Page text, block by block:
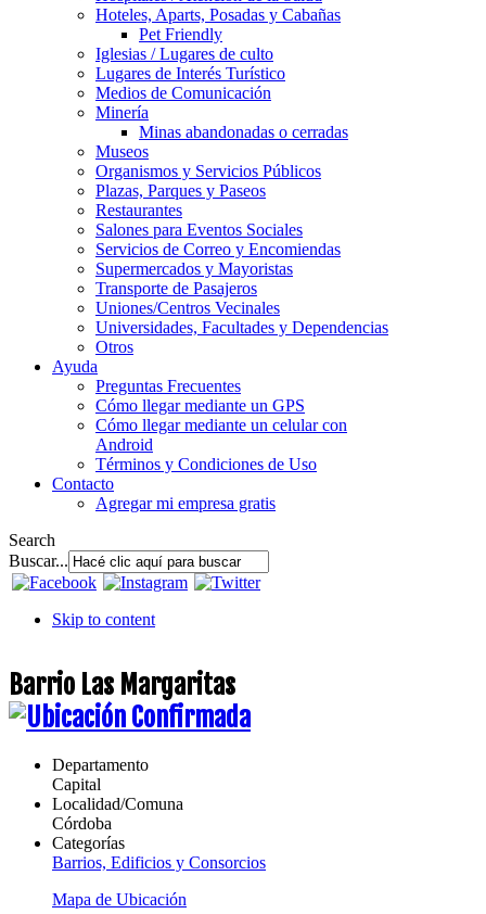
Hoteles, Aparts, Posadas y Cabañas
Pet Friendly
Iglesias / Lugares de culto
Lugares de Interés Turístico
Medios de Comunicación
Minería
Minas abandonadas o cerradas
Museos
Organismos y Servicios Públicos
Plazas, Parques y Paseos
Restaurantes
Salones para Eventos Sociales
Servicios de Correo y Encomiendas
Supermercados y Mayoristas
Transporte de Pasajeros
Uniones/Centros Vecinales
Universidades, Facultades y Dependencias
Otros
Ayuda
Preguntas Frecuentes
Cómo llegar mediante un GPS
Cómo llegar mediante un celular con
Android
Términos y Condiciones de Uso
Contacto
Agregar mi empresa gratis
Search
Buscar...
Skip to content
Barrio Las Margaritas
Departamento
Capital
Localidad/Comuna
Córdoba
Categorías
Barrios, Edificios y Consorcios
Mapa de Ubicación